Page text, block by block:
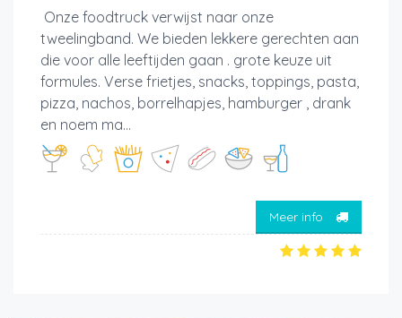
Onze foodtruck verwijst naar onze
tweelingband. We bieden lekkere gerechten aan
die voor alle leeftijden gaan . grote keuze uit
formules. Verse frietjes, snacks, toppings, pasta,
pizza, nachos, borrelhapjes, hamburger , drank
en noem ma...
Meer info